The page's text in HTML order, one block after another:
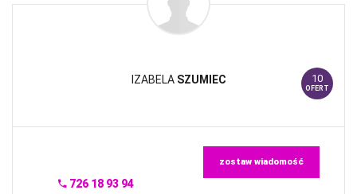
10
OFERT
IZABELA SZUMIEC
726 18 93 94
zostaw wiadomość